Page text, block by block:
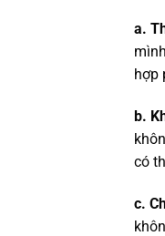
a.
hợp
b.
có
c.